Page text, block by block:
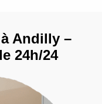
Andilly –
24h/24